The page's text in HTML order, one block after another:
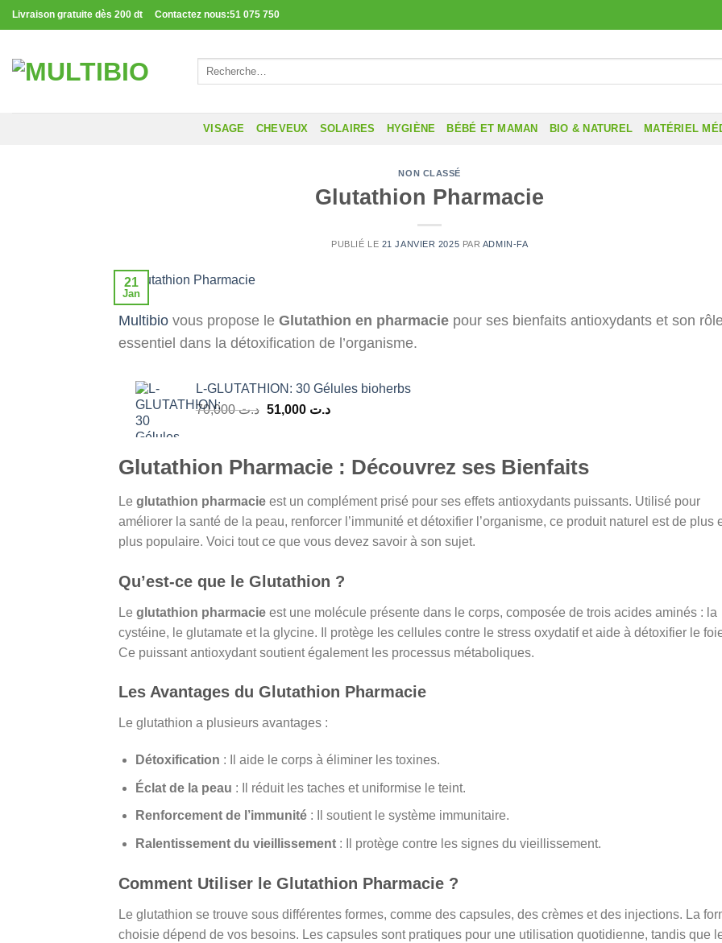
Passer
au
Livraison gratuite dès 200 dt Contactez nous:51 075 750
Recherche
VISAGE CHEVEUX SOLAIRES HYGIÈNE BÉBÉ ET MAMAN BIO & NATUREL MATÉRIEL
NON CLASSÉ
Glutathion Pharmacie
PUBLIÉ LE 21 JANVIER 2025 PAR ADMIN-FA
21
Jan
Multibio vous propose le Glutathion en pharmacie pour ses bienfaits antioxydants et son
essentiel dans la détoxification de l’organisme.
L-GLUTATHION: 30 Gélules bioherbs
د.ت70,000
Le
د.ت 70,000.
د.ت 51,000
Le
est :
د.ت 51,000.
Glutathion Pharmacie : Découvrez ses Bienfaits
Le glutathion pharmacie est un complément prisé pour ses effets antioxydants puissants. Utilisé pour
améliorer la santé de la peau, renforcer l’immunité et détoxifier l’organisme, ce produit naturel est de plus
plus populaire. Voici tout ce que vous devez savoir à son sujet.
Qu’est-ce que le Glutathion ?
Le glutathion pharmacie est une molécule présente dans le corps, composée de trois acides aminés : la
cystéine, le glutamate et la glycine. Il protège les cellules contre le stress oxydatif et aide à détoxifier le
Ce puissant antioxydant soutient également les processus métaboliques.
Les Avantages du Glutathion Pharmacie
Le glutathion a plusieurs avantages :
Détoxification : Il aide le corps à éliminer les toxines.
Éclat de la peau : Il réduit les taches et uniformise le teint.
Renforcement de l’immunité: Il soutient le système immunitaire.
Ralentissement du vieillissement: Il protège contre les signes du vieillissement.
Comment Utiliser le Glutathion Pharmacie ?
Le glutathion se trouve sous différentes formes, comme des capsules, des crèmes et des injections. La
choisie dépend de vos besoins. Les capsules sont pratiques pour une utilisation quotidienne, tandis que